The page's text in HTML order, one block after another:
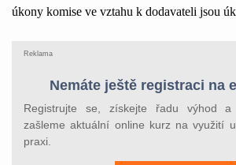
úkony komise ve vztahu k dodavateli jsou
Reklama
Nemáte ještě registraci na
Registrujte se, získejte řadu výhod
zašleme aktuální online kurz na využití
praxi.